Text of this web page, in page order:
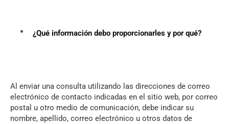
¿Qué información debo proporcionarles y por qué?
Al enviar una consulta utilizando las direcciones de correo
electrónico de contacto indicadas en el sitio web, por correo
postal u otro medio de comunicación, debe indicar su
nombre, apellido, correo electrónico u otros datos de